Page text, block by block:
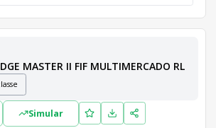
do Fundo
e subclasses disponíveis, incluindo
MASTER II FIF MULTIMERCADO RL
Simular